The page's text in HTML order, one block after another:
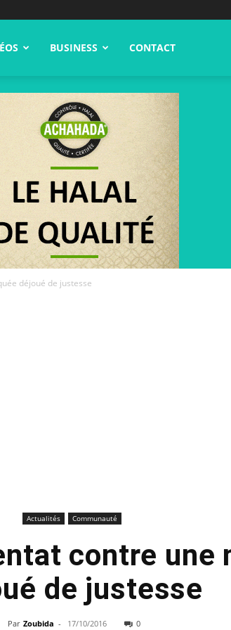
BUSINESS CONTACT
déjoué de justesse
Actualités Communauté
contre une
de justesse
Par Zoubida - 17/10/2016 0